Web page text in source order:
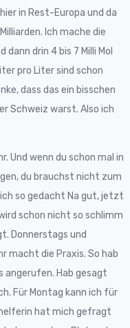
in Rest-Europa und da
Ich mache die
drin 4 bis 7 Milli Mol
pro Liter sind schon
dass das ein bisschen
Schweiz warst. Also ich
Und wenn du schon mal in
du brauchst nicht zum
so gedacht Na gut, jetzt
schon nicht so schlimm
Donnerstags und
macht die Praxis. So hab
angerufen. Hab gesagt
Für Montag kann ich für
hat mich gefragt